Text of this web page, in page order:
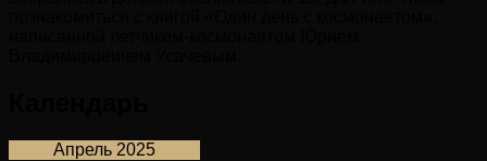
Апрель 2025